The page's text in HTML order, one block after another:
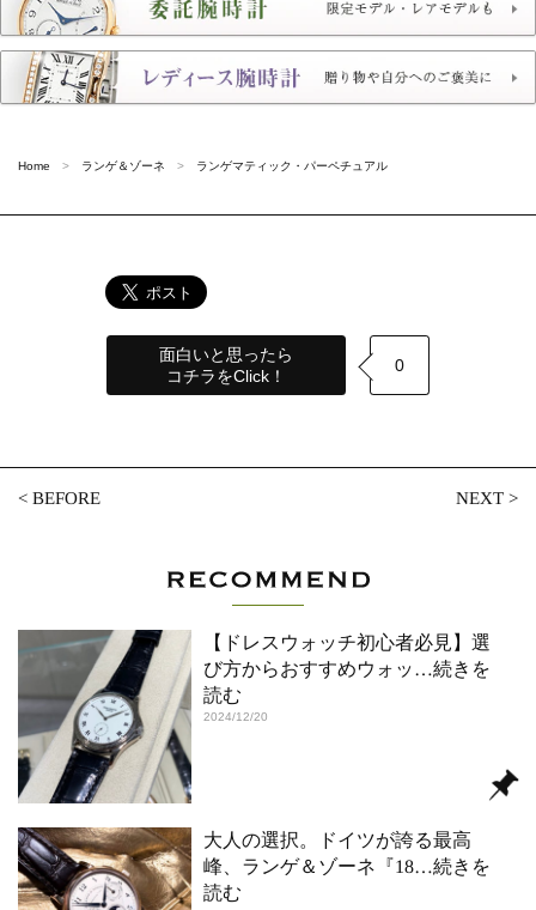
Home ランゲ＆ゾーネ ランゲマティック・パーペチュアル
面白いと思ったら
コチラをClick！
0
<BEFORE NEXT>
【ドレスウォッチ初心者必見】選
び方からおすすめウォッ …続きを
読む
2024/12/20
大人の選択。ドイツが誇る最高
峰、ランゲ＆ゾーネ『18…続きを
読む